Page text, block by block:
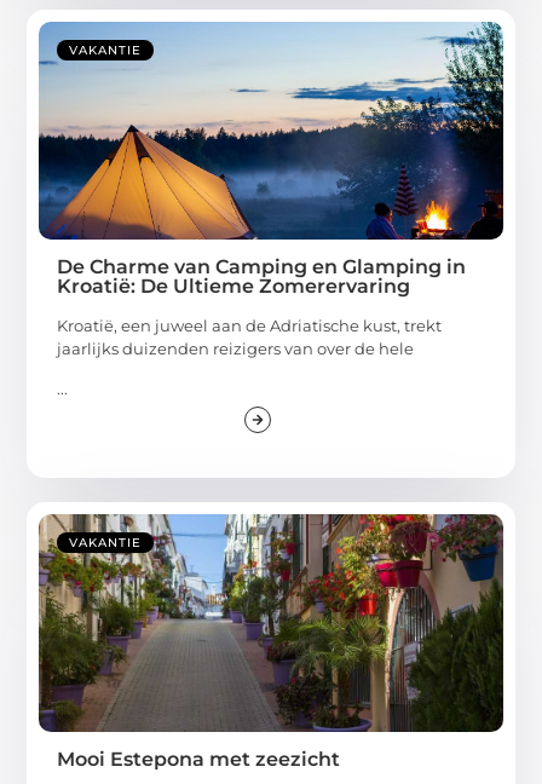
VAKANTIE
De Charme van Camping en Glamping in
Kroatië: De Ultieme Zomerervaring
Kroatië, een juweel aan de Adriatische kust, trekt
jaarlijks duizenden reizigers van over de hele
...
VAKANTIE
Mooi Estepona met zeezicht